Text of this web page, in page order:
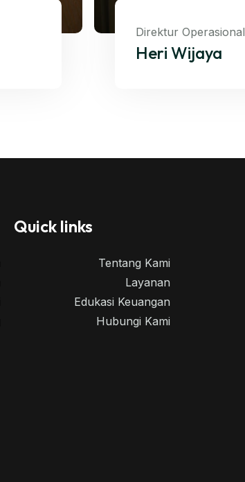
Heri Wijaya
Direktur Operasional
Quick links
Tentang Kami
Layanan
Edukasi Keuangan
Hubungi Kami